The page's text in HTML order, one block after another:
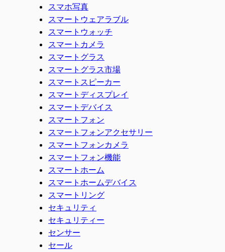
スマホ写真
スマートウェアラブル
スマートウォッチ
スマートカメラ
スマートグラス
スマートグラス市場
スマートスピーカー
スマートディスプレイ
スマートデバイス
スマートフォン
スマートフォンアクセサリー
スマートフォンカメラ
スマートフォン機能
スマートホーム
スマートホームデバイス
スマートリング
セキュリティ
セキュリティー
センサー
セール